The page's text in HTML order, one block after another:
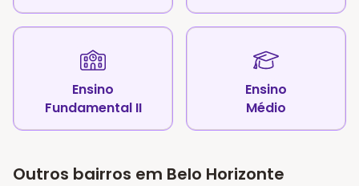
Ensino
Fundamental II
Ensino
Médio
Outros bairros em Belo Horizonte